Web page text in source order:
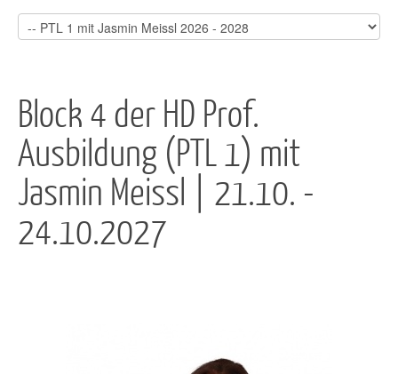
Block 4 der HD Prof.
Ausbildung (PTL 1) mit
Jasmin Meissl | 21.10. -
24.10.2027